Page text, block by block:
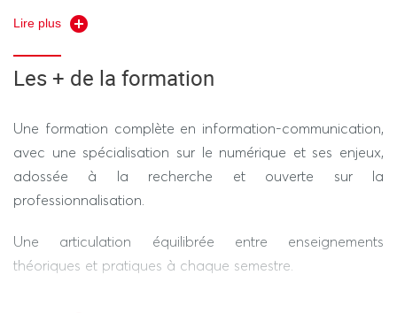
l’impression, le web et l’audiovisuel.
sur des projets courts ou longs.
Valoriser ses compétences et ses expériences pour
poursuivre sa trajectoire de formation.
Lire plus
Les + de la formation
Une formation complète en information-communication,
avec une spécialisation sur le numérique et ses enjeux,
adossée à la recherche et ouverte sur la
professionnalisation.
Une articulation équilibrée entre enseignements
théoriques et pratiques à chaque semestre.